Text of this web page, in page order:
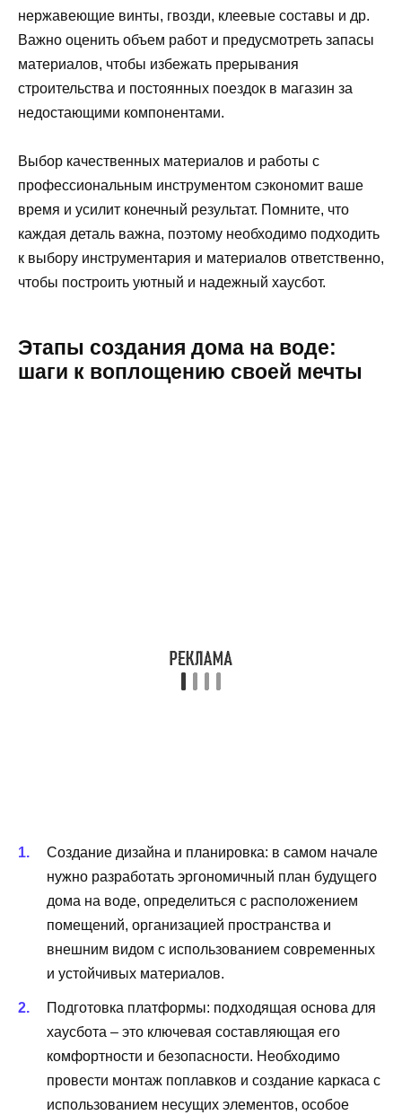
нержавеющие винты, гвозди, клеевые составы и др.
Важно оценить объем работ и предусмотреть запасы
материалов, чтобы избежать прерывания
строительства и постоянных поездок в магазин за
недостающими компонентами.
Выбор качественных материалов и работы с
профессиональным инструментом сэкономит ваше
время и усилит конечный результат. Помните, что
каждая деталь важна, поэтому необходимо подходить
к выбору инструментария и материалов ответственно,
чтобы построить уютный и надежный хаусбот.
Этапы создания дома на воде:
шаги к воплощению своей мечты
Создание дизайна и планировка: в самом начале
нужно разработать эргономичный план будущего
дома на воде, определиться с расположением
помещений, организацией пространства и
внешним видом с использованием современных
и устойчивых материалов.
Подготовка платформы: подходящая основа для
хаусбота – это ключевая составляющая его
комфортности и безопасности. Необходимо
провести монтаж поплавков и создание каркаса с
использованием несущих элементов, особое